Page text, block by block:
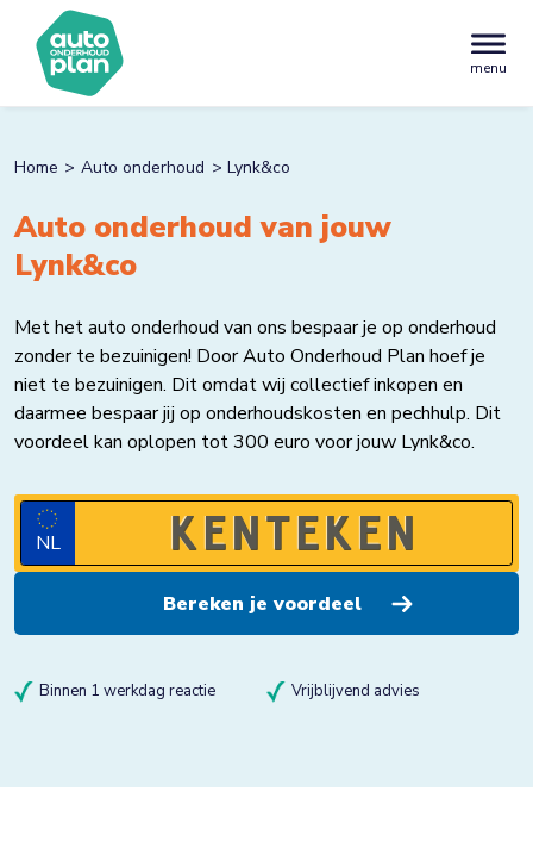
menu
Home Auto onderhoud Lynk&co
Auto onderhoud van jouw
Lynk&co
Met het auto onderhoud van ons bespaar je op onderhoud
zonder te bezuinigen! Door Auto Onderhoud Plan hoef je
niet te bezuinigen. Dit omdat wij collectief inkopen en
daarmee bespaar jij op onderhoudskosten en pechhulp. Dit
voordeel kan oplopen tot 300 euro voor jouw Lynk&co.
NL
Binnen 1 werkdag reactie Vrijblijvend advies